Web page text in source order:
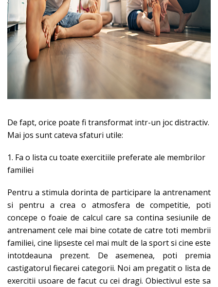
De fapt, orice poate fi transformat intr-un joc distractiv.
Mai jos sunt cateva sfaturi utile:
1. Fa o lista cu toate exercitiile preferate ale membrilor
familiei
Pentru a stimula dorinta de participare la antrenament
si pentru a crea o atmosfera de competitie, poti
concepe o foaie de calcul care sa contina sesiunile de
antrenament cele mai bine cotate de catre toti membrii
familiei, cine lipseste cel mai mult de la sport si cine este
intotdeauna prezent. De asemenea, poti premia
castigatorul fiecarei categorii. Noi am pregatit o lista de
exercitii usoare de facut cu cei dragi. Obiectivul este sa